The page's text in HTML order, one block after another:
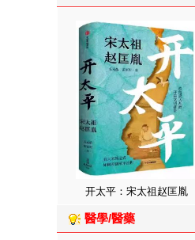
开太平：宋太祖赵匡胤
醫學/醫藥